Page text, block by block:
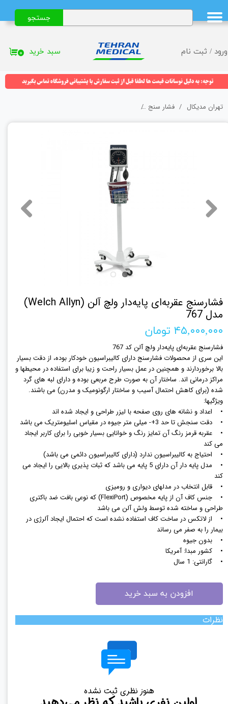
ورود / ثبت نام
حساب کاربری من
تغییر گذر واژه
خروج از حساب کاربری
جستجو
۰ سبد خرید
تهران مدیکال فشار سنج
فشارسنج عقربه‌ای پایه‌دار ولچ آلن (Welch Allyn)
مدل 767
۴۵,۰۰۰,۰۰۰ تومان
فشارسنج عقربه‌ای پایه‌دار ولچ آلن کد 767
این سری از محصولات فشارسنج دارای کالیبراسیون خودکار بوده، از دقت بسیار
بالا برخوردارند و همچنین در عمل بسیار راحت و زیبا برای استفاده در محیطها و
مراکز درمانی اند. ساختار آن به صورت طرح مربعی بوده و دارای لبه های گرد
شده (برای کاهش احتمال آسیب و ساختار ارگونومیک و مدرن) می باشند.
ویژگیها:
• اعداد و نشانه های روی صفحه با لیزر طراحی و ایجاد شده اند
• دقت سنجش تا حد 3+- میلی متر جیوه در مقیاس اسلیومتریک می باشد
• عقربه قرمز رنگ آن تمایز رنگ و خوانایی بسیار خوبی را برای کاربر ایجاد
می کند
• احتیاج به کالیبراسیون ندارد (دارای کالیبراسیون دائمی می باشد)
• مدل پایه دار آن دارای 5 پایه می باشد که ثبات پذیری بالایی را ایجاد می
کند
• قابل انتخاب در مدلهای دیواری و رومیزی
• جنس کاف آن از پایه مخصوص (FlexiPort) که نوعی بافت ضد باکتری
طراحی و ساخته شده توسط ولش آلن می باشد
• از لاتکس در ساخت کاف استفاده نشده است که احتمال ایجاد آلرژی در
بیمار را به صفر می رساند
• بدون جیوه
• کشور مبدا: آمریکا
• گارانتی: 1 سال
افزودن به سبد خرید
نظرات
هنوز نظری ثبت نشده